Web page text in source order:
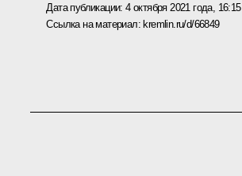
Дата публикации:4 октября 2021 года, 16:15
Ссылка на материал: kremlin.ru/d/66849